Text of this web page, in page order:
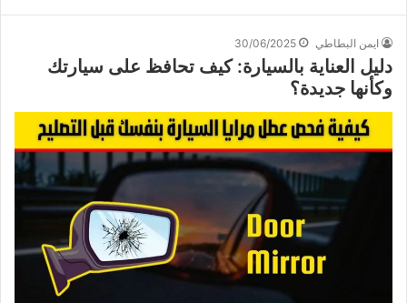
ايمن البطاطي 30/06/2025
دليل العناية بالسيارة: كيف تحافظ على سيارتك
وكأنها جديدة؟